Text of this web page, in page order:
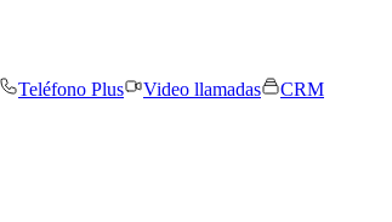
Teléfono Plus Video llamadas
CRM